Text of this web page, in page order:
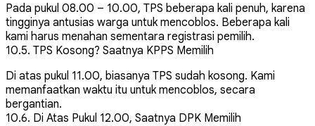
Pada pukul 08.00 – 10.00, TPS beberapa kali penuh, karena
tingginya antusias warga untuk mencoblos. Beberapa kali
kami harus menahan sementara registrasi pemilih.
10.5. TPS Kosong? Saatnya KPPS Memilih
Di atas pukul 11.00, biasanya TPS sudah kosong. Kami
memanfaatkan waktu itu untuk mencoblos, secara
bergantian.
10.6. Di Atas Pukul 12.00, Saatnya DPK Memilih